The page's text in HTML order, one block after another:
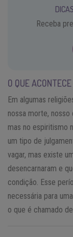
Receba
O QUE
Em algumas
nossa morte,
mas no espiritismo
um tipo de
vagar, mas existe
desencarnaram e
condição. Esse
necessária para
o que é chamado